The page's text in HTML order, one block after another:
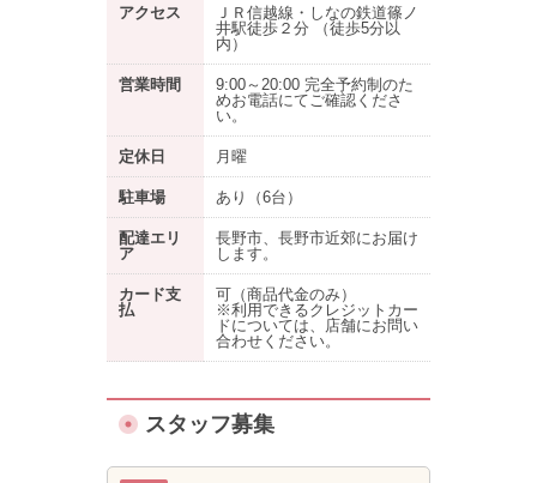
アクセス
ＪＲ信越線・しなの鉄道篠ノ
井駅徒歩２分 （徒歩5分以
内）
営業時間
9:00～20:00 完全予約制のた
めお電話にてご確認くださ
い。
定休日 月曜
駐車場 あり （6台）
配達エリ
ア
長野市、長野市近郊にお届け
します。
カード支
払
可（商品代金のみ）
※利用できるクレジットカー
ドについては、店舗にお問い
合わせください。
スタッフ募集